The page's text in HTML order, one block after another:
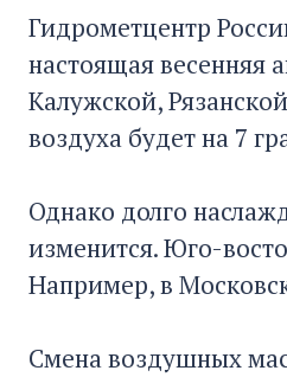
Гидрометцентр
настоящая весенняя
Калужской,
воздуха будет на 7
Однако долго
изменится. Юго-
Например, в
Смена воздушных